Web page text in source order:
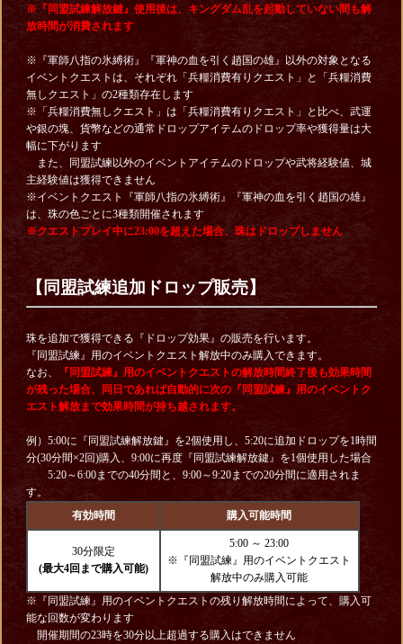
※『同盟試練解放鍵』使用後は、キングダム乱を起動していない間も解
放時間が消費されます
※『軍師八指の氷縛術』『軍神の血を引く趙国の雄』以外の対象となる
イベントクエストは、それぞれ「兵糧消費有りクエスト」と「兵糧消費
無しクエスト」の2種類存在します
※「兵糧消費無しクエスト」は「兵糧消費有りクエスト」と比べ、武運
や銀の塊、貨幣などの通常ドロップアイテムのドロップ率や獲得量は大
幅に下がります
また、同盟試練以外のイベントアイテムのドロップや武将経験値、城
主経験値は獲得できません
※イベントクエスト『軍師八指の氷縛術』『軍神の血を引く趙国の雄』
は、珠の色ごとに3種類開催されます
※クエストプレイ中に23:00を超えた場合、珠はドロップしません
【同盟試練追加ドロップ販売】
珠を追加で獲得できる『ドロップ効果』の販売を行います。
『同盟試練』用のイベントクエスト解放中のみ購入できます。
なお、
『同盟試練』用のイベントクエストの解放時間終了後も効果時間
が残った場合、同日であれば自動的に次の『同盟試練』用のイベントク
エスト解放まで効果時間が持ち越されます。
例）5:00に『同盟試練解放鍵』を2個使用し、5:20に追加ドロップを1時間
分(30分間×2回)購入、9:00に再度『同盟試練解放鍵』を1個使用した場合
5:20～6:00までの40分間と、9:00～9:20までの20分間に適用されま
す。
有効時間
購入可能時間
30分限定
(最大4回まで購入可能)
5:00 ～ 23:00
※『同盟試練』用のイベントクエスト
解放中のみ購入可能
※『同盟試練』用のイベントクエストの残り解放時間によって、購入可
能な回数が変わります
開催期間の23時を30分以上超過する購入はできません